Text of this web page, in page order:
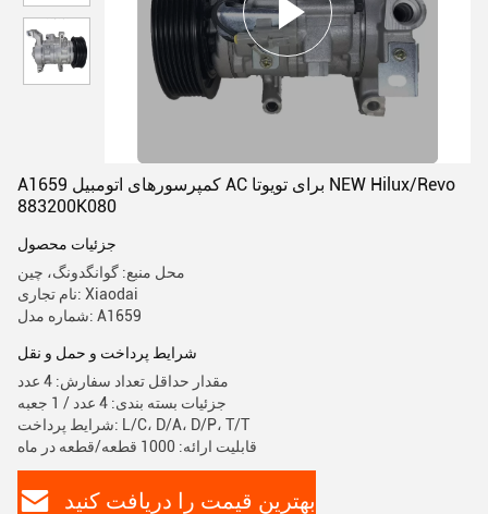
A1659 کمپرسورهای اتومبیل AC برای تویوتا NEW Hilux/Revo
883200K080
جزئیات محصول
محل منبع: گوانگدونگ، چین
نام تجاری: Xiaodai
شماره مدل: A1659
شرایط پرداخت و حمل و نقل
مقدار حداقل تعداد سفارش: 4 عدد
جزئیات بسته بندی: 4 عدد / 1 جعبه
شرایط پرداخت: L/C، D/A، D/P، T/T
قابلیت ارائه: 1000 قطعه/قطعه در ماه
بهترین قیمت را دریافت کنید